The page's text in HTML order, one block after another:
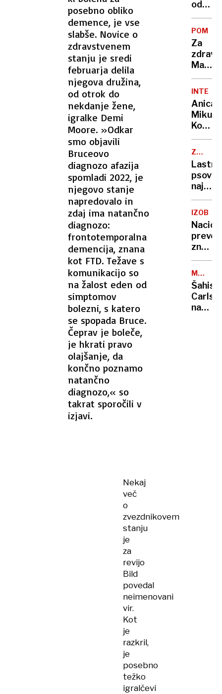
posebno obliko
demence, je vse
slabše. Novice o
zdravstvenem
stanju je sredi
februarja delila
njegova družina,
od otrok do
nekdanje žene,
igralke Demi
Moore. »Odkar
smo objavili
Bruceovo
diagnozo afazija
spomladi 2022, je
njegovo stanje
napredovalo in
zdaj ima natančno
diagnozo:
frontotemporalna
demencija, znana
kot FTD. Težave s
komunikacijo so
na žalost eden od
simptomov
bolezni, s katero
se spopada Bruce.
Čeprav je boleče,
je hkrati pravo
olajšanje, da
končno poznamo
natančno
diagnozo,« so
takrat sporočili v
izjavi.
Nekaj
več
o
zvezdnikovem
stanju
je
za
revijo
Bild
povedal
neimenovani
vir.
Kot
je
razkril,
je
posebno
težko
igralčevi
Za
Matica
doslej
zbrali
evrov
Anica
Mikuš
Kos:
V
vsaki
so
neki
ŽIVALI
psov
naj
bi
naložili
novo
znanja:
a
tudi
nove
tekme
Šahist
na